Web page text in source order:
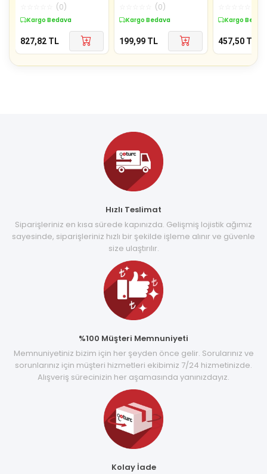
Öldürücü Ciz Raket
(0)
Kargo Bedava
827,82 TL
(0)
Kargo Bedava
199,99 TL
Kargo
457,50 TL
Hızlı Teslimat
Siparişleriniz en kısa sürede kapınızda. Gelişmiş lojistik ağımız
sayesinde, siparişleriniz hızlı bir şekilde işleme alınır ve güvenle
size ulaştırılır.
%100 Müşteri Memnuniyeti
Memnuniyetiniz bizim için her şeyden önce gelir. Sorularınız ve
sorunlarınız için müşteri hizmetleri ekibimiz 7/24 hizmetinizde.
Alışveriş sürecinizin her aşamasında yanınızdayız.
Kolay İade